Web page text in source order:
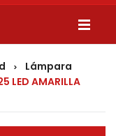
>
Lámpara
LED AMARILLA